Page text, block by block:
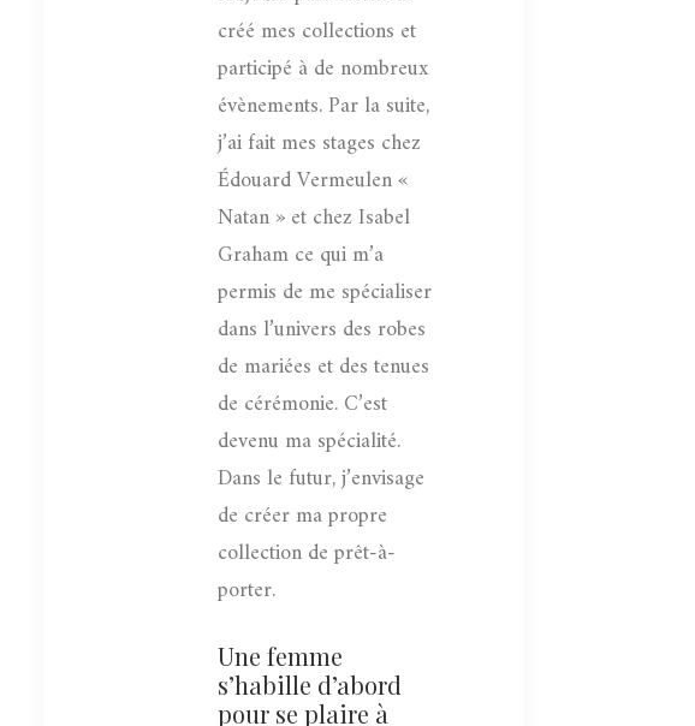
créé mes collections et
participé à de nombreux
évènements. Par la suite,
j’ai fait mes stages chez
Édouard Vermeulen «
Natan » et chez Isabel
Graham ce qui m’a
permis de me spécialiser
dans l’univers des robes
de mariées et des tenues
de cérémonie. C’est
devenu ma spécialité.
Dans le futur, j’envisage
de créer ma propre
collection de prêt-à-
porter.
Une femme
s’habille d’abord
pour se plaire à